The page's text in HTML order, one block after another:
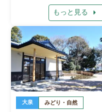
は、センダイヤ（サク
ラ）、スエコザサなどの珍
しい種類の植物が数多く植
えられています。記念館に
は博士の遺品や関連資料を
展示しているほか、館内の
企画展示室では、年に3～4
回、博士や植物に関する展
示が行われます。
もっと見る arrow_right
大泉 みどり・自然